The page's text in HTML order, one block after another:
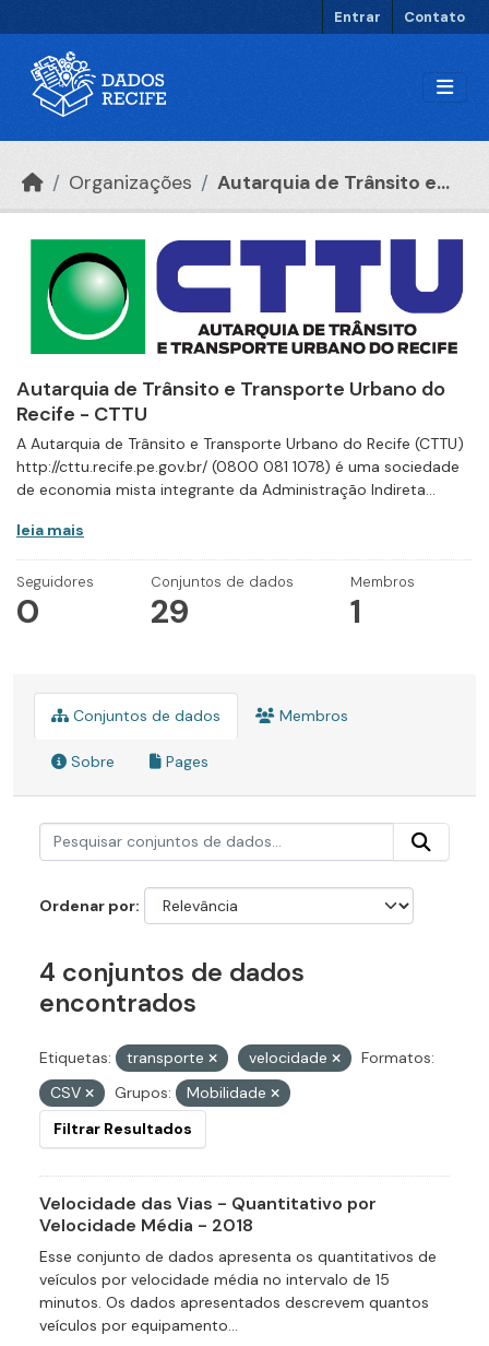
Entrar Contato
Organizações Autarquia de Trânsito e...
Autarquia de Trânsito e Transporte Urbano do
Recife - CTTU
A Autarquia de Trânsito e Transporte Urbano do Recife (CTTU)
http://cttu.recife.pe.gov.br/ (0800 081 1078) é uma sociedade
de economia mista integrante da Administração Indireta...
leia mais
Seguidores
0
Conjuntos de dados
29
Membros
1
Conjuntos de dados Membros
Sobre Pages
Ordenar por
4 conjuntos de dados
encontrados
Etiquetas: transporte velocidade
Formatos:
CSV
Grupos:
Mobilidade
Filtrar Resultados
Velocidade das Vias - Quantitativo por
Velocidade Média - 2018
Esse conjunto de dados apresenta os quantitativos de
veículos por velocidade média no intervalo de 15
minutos. Os dados apresentados descrevem quantos
veículos por equipamento...